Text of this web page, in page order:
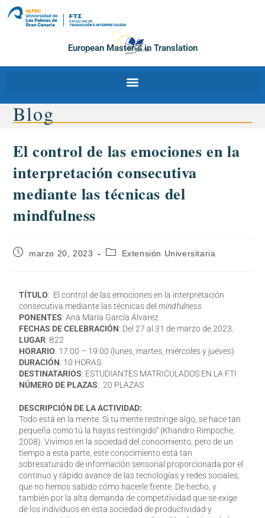
European Master´s in Translation
Blog
El control de las emociones en la
interpretación consecutiva
mediante las técnicas del
mindfulness
marzo 20, 2023 Extensión Universitaria
TÍTULO: El control de las emociones en la interpretación
consecutiva mediante las técnicas delmindfulness
PONENTES: Ana María García Álvarez
FECHAS DE CELEBRACIÓN: Del 27 al 31 de marzo de 2023.
LUGAR: B22
HORARIO: 17:00 – 19:00 (lunes, martes, miércoles y jueves)
DURACIÓN: 10 HORAS
DESTINATARIOS: ESTUDIANTES MATRICULADOS EN LA FTI
NÚMERO DE PLAZAS: 20 PLAZAS
DESCRIPCIÓN DE LA ACTIVIDAD:
Todo está en la mente. Si tu mente restringe algo, se hace tan
pequeña como tú la hayas restringido” (Khandro Rimpoche,
2008). Vivimos en la sociedad del conocimiento, pero de un
tiempo a esta parte, este conocimiento está tan
sobresaturado de información sensorial proporcionada por el
continuo y rápido avance de las tecnologías y redes sociales,
que no hemos sabido cómo hacerle frente. De hecho, y
también por la alta demanda de competitividad que se exige
de los individuos en esta sociedad de productividad y